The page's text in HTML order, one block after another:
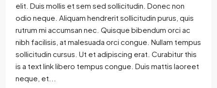
elit. Duis mollis et sem sed sollicitudin. Donec non
odio neque. Aliquam hendrerit sollicitudin purus, quis
rutrum mi accumsan nec. Quisque bibendum orci ac
nibh facilisis, at malesuada orci congue. Nullam tempus
sollicitudin cursus. Ut et adipiscing erat. Curabitur this
is a text link libero tempus congue. Duis mattis laoreet
neque, et...